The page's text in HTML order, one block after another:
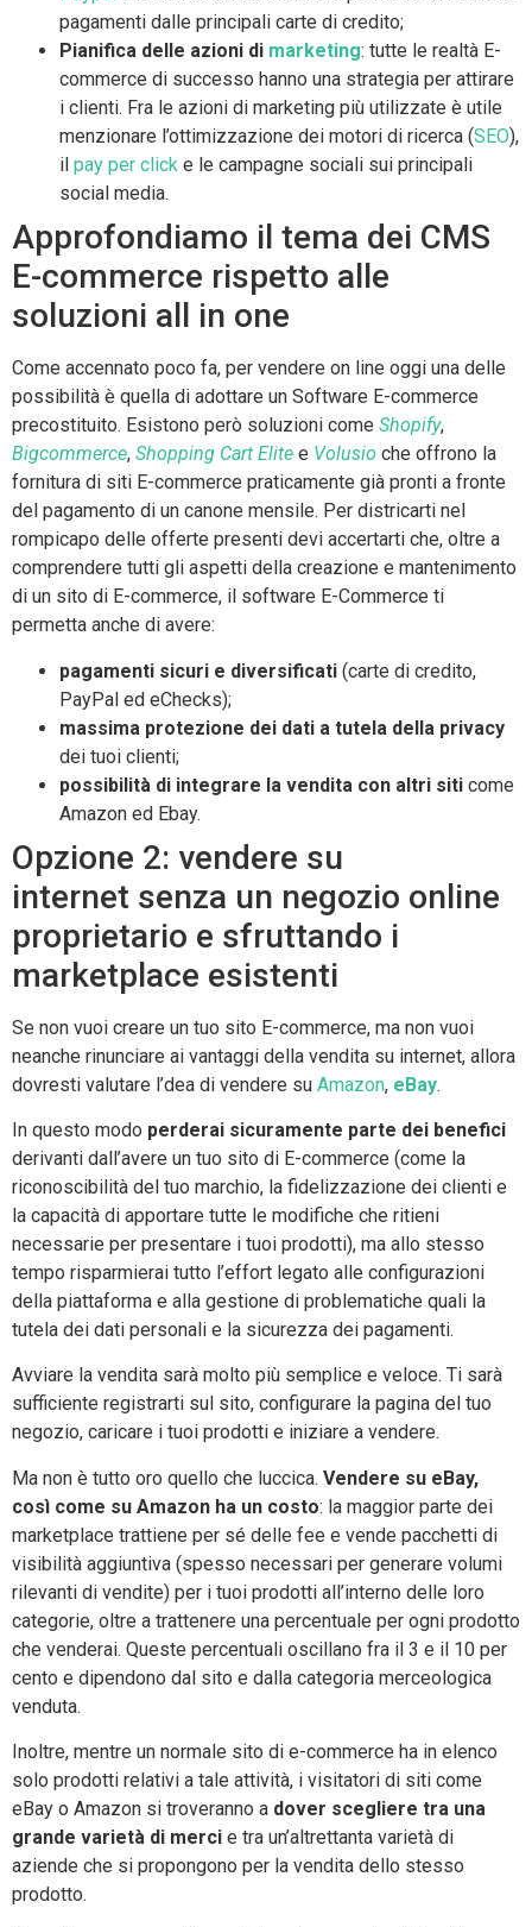
pagamenti dalle principali carte di credito;
Pianifica delle azioni di marketing: tutte le realtà E-
commerce di successo hanno una strategia per attirare
i clienti. Fra le azioni di marketing più utilizzate è utile
menzionare l’ottimizzazione dei motori di ricerca (SEO),
il pay per click e le campagne sociali sui principali
social media.
Approfondiamo il tema dei CMS
E-commerce rispetto alle
soluzioni all in one
Come accennato poco fa, per vendere on line oggi una delle
possibilità è quella di adottare un Software E-commerce
precostituito. Esistono però soluzioni come Shopify,
Bigcommerce, Shopping Cart Elite e Volusio che offrono la
fornitura di siti E-commerce praticamente già pronti a fronte
del pagamento di un canone mensile. Per districarti nel
rompicapo delle offerte presenti devi accertarti che, oltre a
comprendere tutti gli aspetti della creazione e mantenimento
di un sito di E-commerce, il software E-Commerce ti
permetta anche di avere:
pagamenti sicuri e diversificati (carte di credito,
PayPal ed eChecks);
massima protezione dei dati a tutela della privacy
dei tuoi clienti;
possibilità di integrare la vendita con altri siti come
Amazon ed Ebay.
Opzione 2: vendere su
internet senza un negozio online
proprietario e sfruttando i
marketplace esistenti
Se non vuoi creare un tuo sito E-commerce, ma non vuoi
neanche rinunciare ai vantaggi della vendita su internet, allora
dovresti valutare l’dea di vendere su Amazon, eBay.
In questo modo perderai sicuramente parte dei benefici
derivanti dall’avere un tuo sito di E-commerce (come la
riconoscibilità del tuo marchio, la fidelizzazione dei clienti e
la capacità di apportare tutte le modifiche che ritieni
necessarie per presentare i tuoi prodotti), ma allo stesso
tempo risparmierai tutto l’effort legato alle configurazioni
della piattaforma e alla gestione di problematiche quali la
tutela dei dati personali e la sicurezza dei pagamenti.
Avviare la vendita sarà molto più semplice e veloce. Ti sarà
sufficiente registrarti sul sito, configurare la pagina del tuo
negozio, caricare i tuoi prodotti e iniziare a vendere.
Ma non è tutto oro quello che luccica. Vendere su eBay,
così come su Amazon ha un costo: la maggior parte dei
marketplace trattiene per sé delle fee e vende pacchetti di
visibilità aggiuntiva (spesso necessari per generare volumi
rilevanti di vendite) per i tuoi prodotti all’interno delle loro
categorie, oltre a trattenere una percentuale per ogni prodotto
che venderai. Queste percentuali oscillano fra il 3 e il 10 per
cento e dipendono dal sito e dalla categoria merceologica
venduta.
Inoltre, mentre un normale sito di e-commerce ha in elenco
solo prodotti relativi a tale attività, i visitatori di siti come
eBay o Amazon si troveranno a dover scegliere tra una
grande varietà di merci e tra un’altrettanta varietà di
aziende che si propongono per la vendita dello stesso
prodotto.